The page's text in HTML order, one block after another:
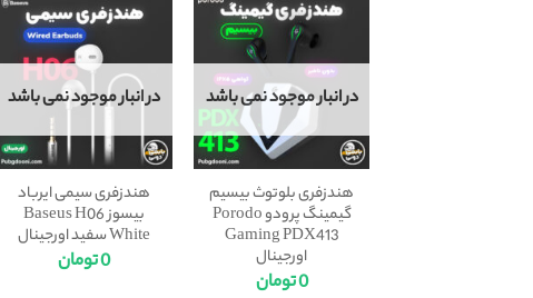
در انبار موجود نمی باشد
هندزفری بلوتوث بیسیم
گیمینگ پرودو Porodo
Gaming PDX413
اورجینال
0تومان
در انبار موجود نمی باشد
هندزفری سیمی ایرباد
بیسوز Baseus H06
White سفید اورجینال
0تومان